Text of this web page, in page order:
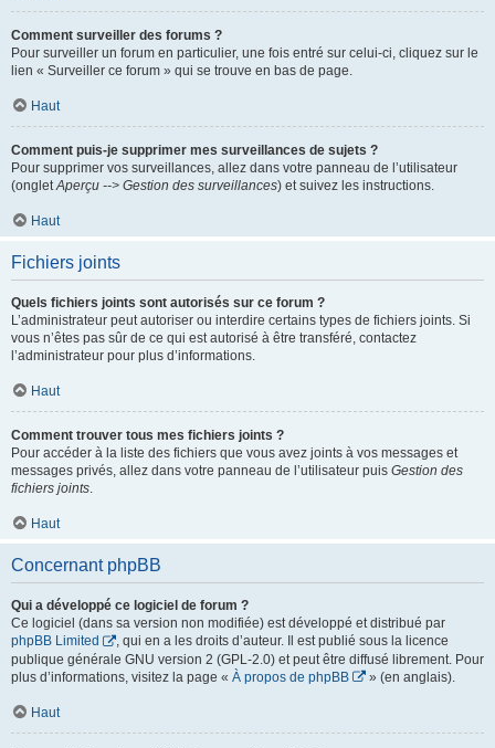
Comment surveiller des forums ?
Pour surveiller un forum en particulier, une fois entré sur celui-ci, cliquez sur le
lien « Surveiller ce forum » qui se trouve en bas de page.
Haut
Comment puis-je supprimer mes surveillances de sujets ?
Pour supprimer vos surveillances, allez dans votre panneau de l’utilisateur
(ongletAperçu --> Gestion des surveillances) et suivez les instructions.
Haut
Fichiers joints
Quels fichiers joints sont autorisés sur ce forum ?
L’administrateur peut autoriser ou interdire certains types de fichiers joints. Si
vous n’êtes pas sûr de ce qui est autorisé à être transféré, contactez
l’administrateur pour plus d’informations.
Haut
Comment trouver tous mes fichiers joints ?
Pour accéder à la liste des fichiers que vous avez joints à vos messages et
messages privés, allez dans votre panneau de l’utilisateur puis Gestion des
fichiers joints.
Haut
Concernant phpBB
Qui a développé ce logiciel de forum ?
Ce logiciel (dans sa version non modifiée) est développé et distribué par
phpBB Limited
, qui en a les droits d’auteur. Il est publié sous la licence
publique générale GNU version 2 (GPL-2.0) et peut être diffusé librement. Pour
plus d’informations, visitez la page « À propos de phpBB » (en anglais).
Haut